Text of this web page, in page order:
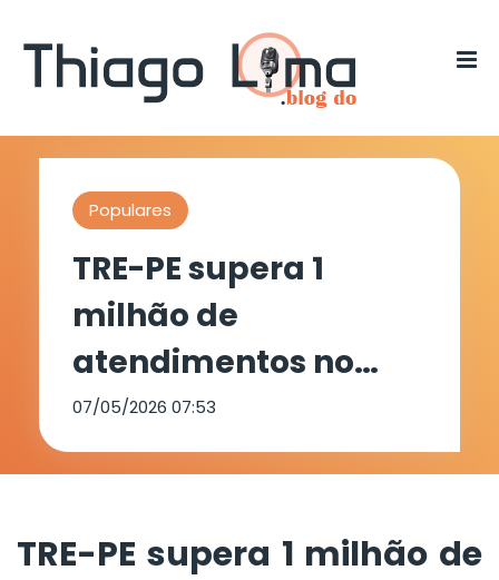
Populares
TRE-PE supera 1
milhão de
atendimentos no
período de
cadastramento
07/05/2026 07:53
TRE-PE supera 1 milhão de